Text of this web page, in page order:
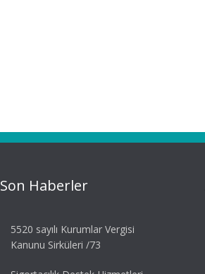
Son Haberler
5520 sayılı Kurumlar Vergisi
Kanunu Sirküleri /73